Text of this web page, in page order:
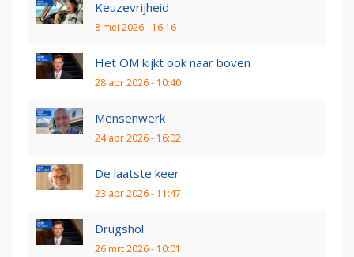
Keuzevrijheid
8 mei 2026 - 16:16
Het OM kijkt ook naar boven
28 apr 2026 - 10:40
Mensenwerk
24 apr 2026 - 16:02
De laatste keer
23 apr 2026 - 11:47
Drugshol
26 mrt 2026 - 10:01